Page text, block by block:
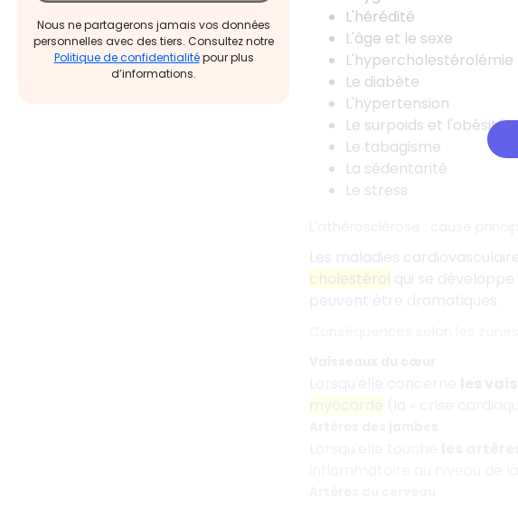
Nous ne partagerons jamais vos données
personnelles avec des tiers. Consultez notre
Politique de confidentialitépour plus
d’informations.
L'hérédité
L'âge et le sexe
L'hypercholestérolémie
Le diabète
L'hypertension
Le surpoids et l'obésité
Le tabagisme
La sédentarité
Le stress
cholestérol